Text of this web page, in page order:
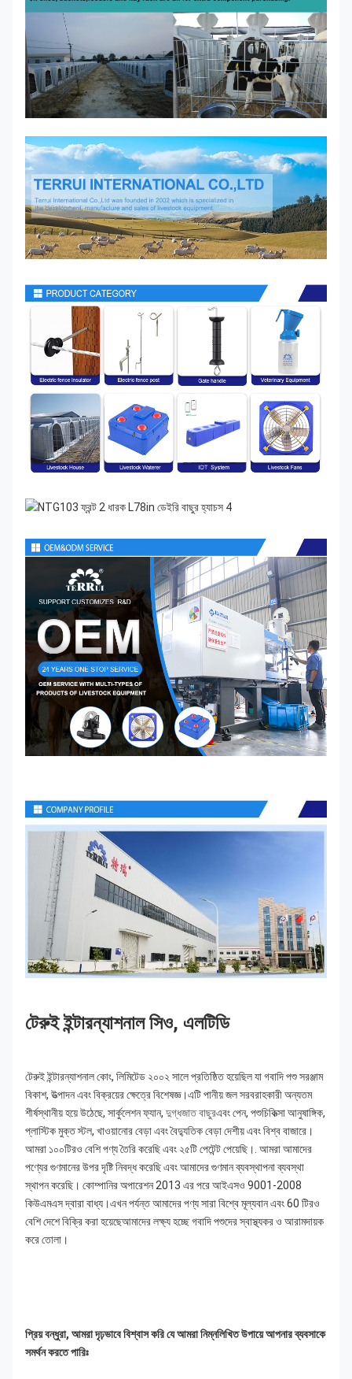
টেরুই ইন্টারন্যাশনাল সিও, এলটিডি
টেরুই ইন্টারন্যাশনাল কোং, লিমিটেড ২০০২ সালে প্রতিষ্ঠিত হয়েছিল যা গবাদি পশু সরঞ্জাম
বিকাশ, উত্পাদন এবং বিক্রয়ের ক্ষেত্রে বিশেষজ্ঞ।এটি পানীয় জল সরবরাহকারী অন্যতম
শীর্ষস্থানীয় হয়ে উঠেছে, সার্কুলেশন ফ্যান, দুগ্ধজাত বাছুরএবং পেন, পশুচিকিত্সা আনুষাঙ্গিক,
প্লাস্টিক মুক্ত স্টল, খাওয়ানোর বেড়া এবং বৈদ্যুতিক বেড়া দেশীয় এবং বিশ্ব বাজারে।
আমরা ১০০টিরও বেশি পণ্য তৈরি করেছি এবং ২৫টি পেটেন্ট পেয়েছি।. আমরা আমাদের
পণ্যের গুণমানের উপর দৃষ্টি নিবদ্ধ করেছি এবং আমাদের গুণমান ব্যবস্থাপনা ব্যবস্থা
স্থাপন করেছি। কোম্পানির অপারেশন 2013 এর পরে আইএসও 9001-2008
কিউএমএস দ্বারা বাধ্য।এখন পর্যন্ত আমাদের পণ্য সারা বিশ্বে মূল্যবান এবং 60 টিরও
বেশি দেশে বিক্রি করা হয়েছেআমাদের লক্ষ্য হচ্ছে গবাদি পশুদের স্বাস্থ্যকর ও আরামদায়ক
করে তোলা।
প্রিয় বন্ধুরা, আমরা দৃঢ়ভাবে বিশ্বাস করি যে আমরা নিম্নলিখিত উপায়ে আপনার ব্যবসাকে
সমর্থন করতে পারিঃ